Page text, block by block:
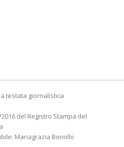
testata giornalistica
del Registro Stampa del
Mariagrazia Bonollo